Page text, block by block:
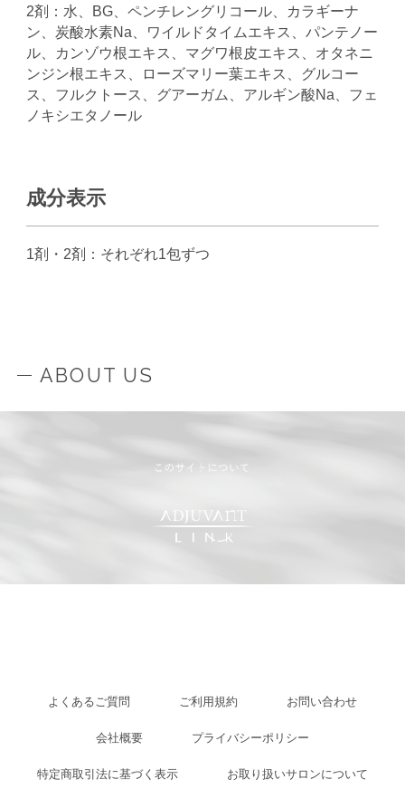
2剤：水、BG、ペンチレングリコール、カラギーナ
ン、炭酸水素Na、ワイルドタイムエキス、パンテノー
ル、カンゾウ根エキス、マグワ根皮エキス、オタネニ
ンジン根エキス、ローズマリー葉エキス、グルコー
ス、フルクトース、グアーガム、アルギン酸Na、フェ
ノキシエタノール
成分表示
1剤・2剤：それぞれ1包ずつ
ABOUT US
よくあるご質問 ご利用規約 お問い合わせ
会社概要 プライバシーポリシー
特定商取引法に基づく表示 お取り扱いサロンについて